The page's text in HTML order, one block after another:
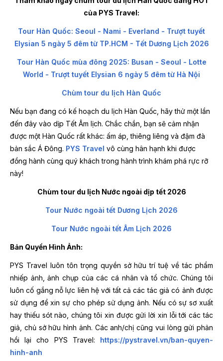
của PYS Travel:
Tour Hàn Quốc: Seoul - Nami - Everland - Trượt tuyết
Elysian 5 ngày 5 đêm từ TP.HCM - Tết Dương Lịch 2026
Tour Hàn Quốc mùa đông 2025: Busan - Seoul - Lotte
World - Trượt tuyết Elysian 6 ngày 5 đêm từ Hà Nội
Chùm tour du lịch Hàn Quốc
Nếu bạn đang có kế hoạch du lịch Hàn Quốc, hãy thử một lần
đến đây vào dịp Tết Âm lịch. Chắc chắn, bạn sẽ cảm nhận
được một Hàn Quốc rất khác: ấm áp, thiêng liêng và đậm đà
bản sắc Á Đông. PYS Travel vô cùng hân hạnh khi được
đồng hành cùng quý khách trong hành trình khám phá rực rỡ
này!
Chùm tour du lịch Nước ngoài dịp tết 2026
Tour Nước ngoài tết Dương Lịch 2026
Tour Nước ngoài tết Âm Lịch 2026
Bản Quyền Hình Ảnh:
PYS Travel luôn tôn trọng quyền sở hữu trí tuệ về tác phẩm
nhiếp ảnh, ảnh chụp của các cá nhân và tổ chức. Chúng tôi
luôn cố gắng nỗ lực liên hệ với tất cả các tác giả có ảnh được
sử dụng để xin sự cho phép sử dụng ảnh. Nếu có sự sơ xuất
hay thiếu sót nào, chúng tôi xin được gửi lời xin lỗi tới các tác
giả, chủ sở hữu hình ảnh. Các anh/chị cũng vui lòng gửi phản
hồi lại cho PYS Travel: https://pystravel.vn/ban-quyen-
hinh-anh